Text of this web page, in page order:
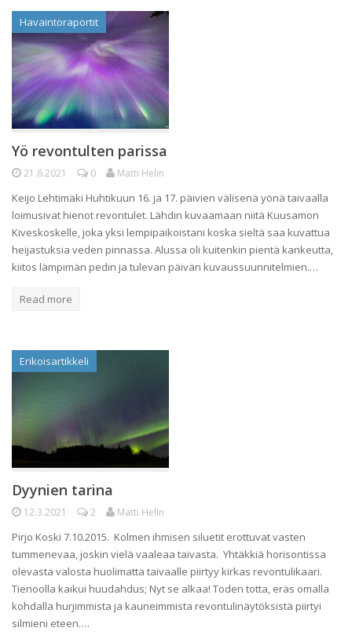
Havaintoraportit
Yö revontulten parissa
21.6.2021 0 Matti Helin
Keijo Lehtimäki Huhtikuun 16. ja 17. päivien välisenä yönä taivaalla
loimusivat hienot revontulet. Lähdin kuvaamaan niitä Kuusamon
Kiveskoskelle, joka yksi lempipaikoistani koska sieltä saa kuvattua
heijastuksia veden pinnassa. Alussa oli kuitenkin pientä kankeutta,
kiitos lämpimän pedin ja tulevan päivän kuvaussuunnitelmien.…
Read more
Erikoisartikkeli
Dyynien tarina
12.3.2021 2 Matti Helin
Pirjo Koski 7.10.2015. Kolmen ihmisen siluetit erottuvat vasten
tummenevaa, joskin vielä vaaleaa taivasta. Yhtäkkiä horisontissa
olevasta valosta huolimatta taivaalle piirtyy kirkas revontulikaari.
Tienoolla kaikui huudahdus; Nyt se alkaa! Toden totta, eräs omalla
kohdalla hurjimmista ja kauneimmista revontulinäytöksistä piirtyi
silmieni eteen.…